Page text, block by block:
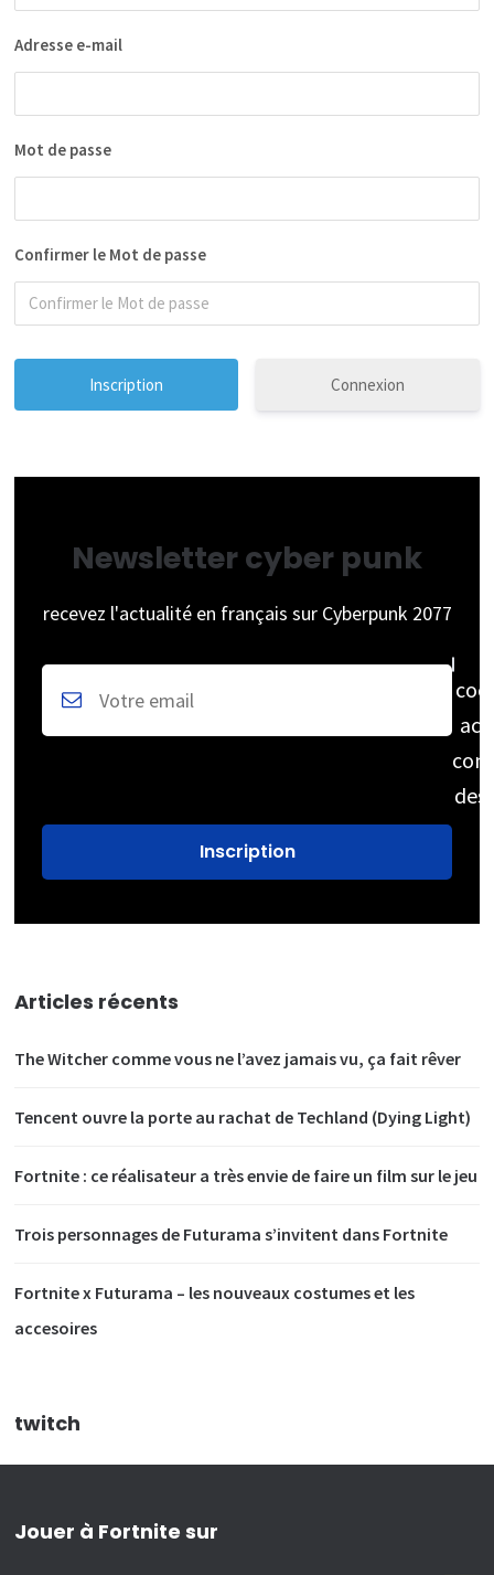
Adresse e-mail
Mot de passe
Confirmer le Mot de passe
Connexion
Newsletter cyber punk
recevez l'actualité en français sur Cyberpunk 2077
des
Articles récents
The Witcher comme vous ne l’avez jamais vu, ça fait rêver
Tencent ouvre la porte au rachat de Techland (Dying Light)
Fortnite : ce réalisateur a très envie de faire un film sur le jeu
Trois personnages de Futurama s’invitent dans Fortnite
Fortnite x Futurama – les nouveaux costumes et les
accesoires
twitch
Jouer à Fortnite sur